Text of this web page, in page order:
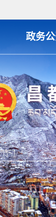
政务